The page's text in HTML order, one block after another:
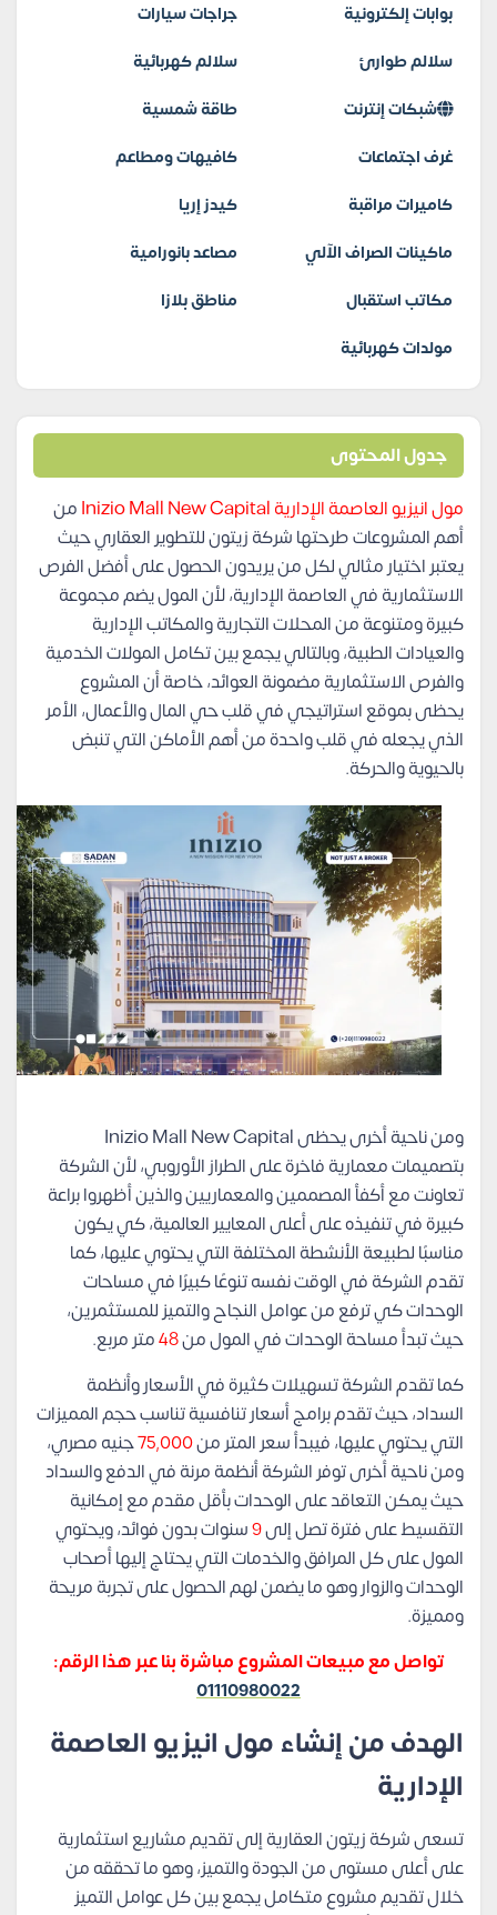
بوابات إلكترونية
جراجات سيارات
سلالم طوارئ
سلالم كهربائية
شبكات إنترنت
طاقة شمسية
غرف اجتماعات
كافيهات ومطاعم
كاميرات مراقبة
كيدز إريا
ماكينات الصراف الآلي
مصاعد بانورامية
مكاتب استقبال
مناطق بلازا
مولدات كهربائية
جدول المحتوى
مول انيزيو العاصمة الإدارية Inizio Mall New Capital
من
أهم المشروعات طرحتها شركة زيتون للتطوير العقاري حيث
يعتبر اختيار مثالي لكل من يريدون الحصول على أفضل الفرص
الاستثمارية في العاصمة الإدارية، لأن المول يضم مجموعة
كبيرة ومتنوعة من المحلات التجارية والمكاتب الإدارية
والعيادات الطبية، وبالتالي يجمع بين تكامل المولات الخدمية
والفرص الاستثمارية مضمونة العوائد، خاصة أن المشروع
يحظى بموقع استراتيجي في قلب حي المال والأعمال، الأمر
الذي يجعله في قلب واحدة من أهم الأماكن التي تنبض
بالحيوية والحركة.
ومن ناحية أخرى يحظى Inizio Mall New Capital
بتصميمات معمارية فاخرة على الطراز الأوروبي، لأن الشركة
تعاونت مع أكفأ المصممين والمعماريين والذين أظهروا براعة
كبيرة في تنفيذه على أعلى المعايير العالمية، كي يكون
مناسبًا لطبيعة الأنشطة المختلفة التي يحتوي عليها، كما
تقدم الشركة في الوقت نفسه تنوعًا كبيرًا في مساحات
الوحدات كي ترفع من عوامل النجاح والتميز للمستثمرين،
حيث تبدأ مساحة الوحدات في المول من48متر مربع.
كما تقدم الشركة تسهيلات كثيرة في الأسعار وأنظمة
السداد، حيث تقدم برامج أسعار تنافسية تناسب حجم المميزات
التي يحتوي عليها، فيبدأ سعر المتر من
جنيه مصري،
ومن ناحية أخرى توفر الشركة أنظمة مرنة في الدفع والسداد
حيث يمكن التعاقد على الوحدات بأقل مقدم مع إمكانية
التقسيط على فترة تصل إلى9سنوات بدون فوائد، ويحتوي
المول على كل المرافق والخدمات التي يحتاج إليها أصحاب
الوحدات والزوار وهو ما يضمن لهم الحصول على تجربة مريحة
ومميزة.
تواصل مع مبيعات المشروع مباشرة بنا عبر هذا الرقم:
01110980022
الهدف من إنشاء مول انيزيو العاصمة
الإدارية
تسعى شركة زيتون العقارية إلى تقديم مشاريع استثمارية
على أعلى مستوى من الجودة والتميز، وهو ما تحققه من
خلال تقديم مشروع متكامل يجمع بين كل عوامل التميز